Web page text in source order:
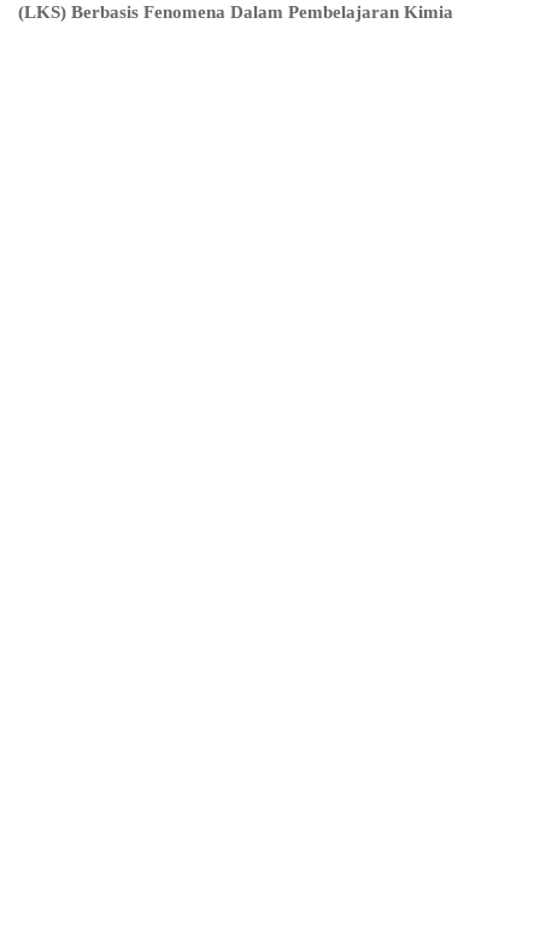
(LKS) Berbasis Fenomena Dalam Pembelajaran Kimia